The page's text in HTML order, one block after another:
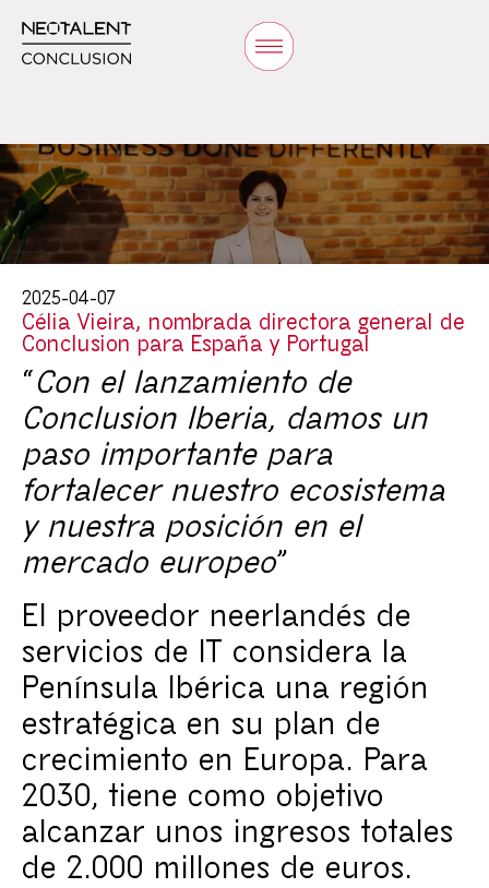
2025-04-07
Célia Vieira, nombrada directora general de
Conclusion para España y Portugal
“Con el lanzamiento de
Conclusion Iberia, damos un
paso importante para
fortalecer nuestro ecosistema
y nuestra posición en el
mercado europeo”
El proveedor neerlandés de
servicios de IT considera la
Península Ibérica una región
estratégica en su plan de
crecimiento en Europa. Para
2030, tiene como objetivo
alcanzar unos ingresos totales
de 2.000 millones de euros.